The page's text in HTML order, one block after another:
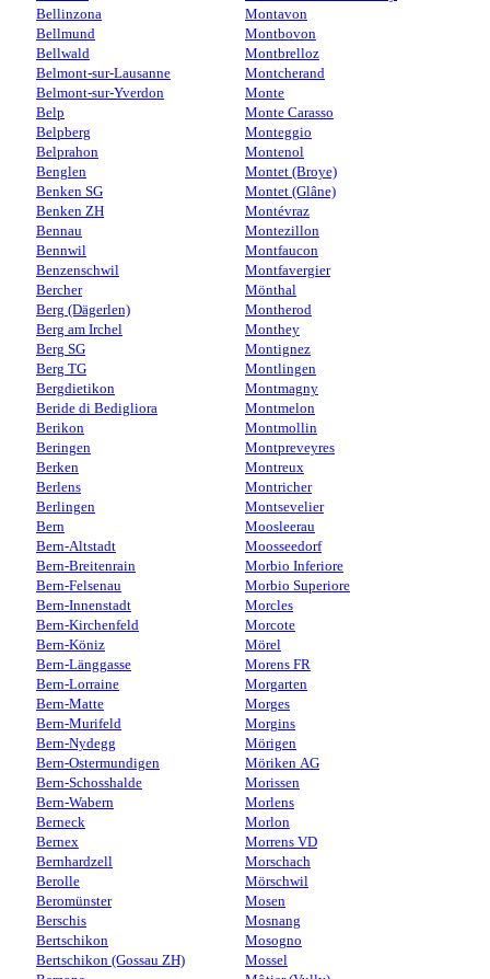
Bellinzona
Bellmund
Bellwald
Belmont-sur-Lausanne
Belmont-sur-Yverdon
Belp
Belpberg
Belprahon
Benglen
Benken SG
Benken ZH
Bennau
Bennwil
Benzenschwil
Bercher
Berg (Dägerlen)
Berg am Irchel
Berg SG
Berg TG
Bergdietikon
Beride di Bedigliora
Berikon
Beringen
Berken
Berlens
Berlingen
Bern
Bern-Altstadt
Bern-Breitenrain
Bern-Felsenau
Bern-Innenstadt
Bern-Kirchenfeld
Bern-Köniz
Bern-Länggasse
Bern-Lorraine
Bern-Matte
Bern-Murifeld
Bern-Nydegg
Bern-Ostermundigen
Bern-Schosshalde
Bern-Wabern
Berneck
Bernex
Bernhardzell
Berolle
Beromünster
Berschis
Bertschikon
Bertschikon (Gossau ZH)
Montavon
Montbovon
Montbrelloz
Montcherand
Monte
Monte Carasso
Monteggio
Montenol
Montet (Broye)
Montet (Glâne)
Montévraz
Montezillon
Montfaucon
Montfavergier
Mönthal
Montherod
Monthey
Montignez
Montlingen
Montmagny
Montmelon
Montmollin
Montpreveyres
Montreux
Montricher
Montsevelier
Moosleerau
Moosseedorf
Morbio Inferiore
Morbio Superiore
Morcles
Morcote
Mörel
Morens FR
Morgarten
Morges
Morgins
Mörigen
Möriken AG
Morissen
Morlens
Morlon
Morrens VD
Morschach
Mörschwil
Mosen
Mosnang
Mosogno
Mossel